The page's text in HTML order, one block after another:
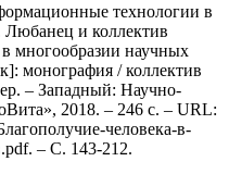
технологии в
Любанец и коллектив
многообразии научных
монография / коллектив
– Западный: Научно-
2018. – 246 с. – URL:
человека-в-
– C. 143-212.